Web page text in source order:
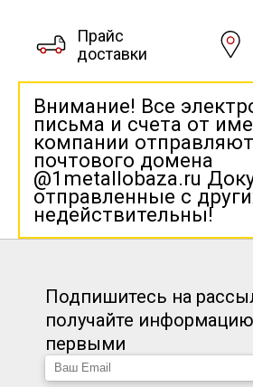
Прайс
доставки
Внимание! Все
письма и счета от
компании
почтового домена
@1metallobaza.ru
отправленные с
недействительны!
Подпишитесь на
получайте
первыми